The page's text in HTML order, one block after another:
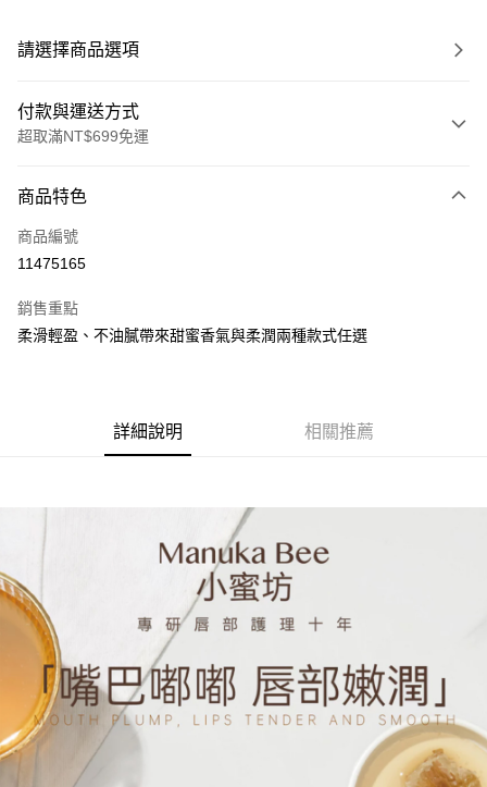
請選擇商品選項
付款與運送方式
超取滿NT$699免運
信用卡一次付款
超商取貨付款
街口支付
AFTEE先享後付
AFTEE先享後付是「在收到商品之後才付款」的支付方式。 讓您購物簡單
１．簡單：不需註冊會員、不需綁卡、不需儲值。
２．便利：只要手機號碼，簡訊認證，即可結帳。
３．安心：先確認商品／服務後，再付款。
【「AFTEE先享後付」結帳流程】
１．於結帳方式選擇「AFTEE先享後付」後，將跳轉至「AFTEE先享後付」
結帳頁面，進行簡訊認證並確認金額後，即可完成結帳。
２．訂單成立數日內，您將收到繳費通知簡訊。
３．收到繳費通知簡訊後14天內，點擊此簡訊中的連結，可透過四大超商／
ATM／網路銀行／等多元方式進行付款，方視為交易完成。
※ 請注意：結帳手續完成當下不需立刻繳費，但若您需要取消訂單，請聯絡
購買商品的店家。未經商家同意取消之訂單仍視為有效，需透過AFTEE先享
全家取貨付款
每筆NT$60，滿NT$699(含以上)免運費
付款後全家取貨
每筆NT$60，滿NT$699(含以上)免運費
7-11取貨付款
每筆NT$60，滿NT$699(含以上)免運費
商品特色
商品編號
11475165
銷售重點
柔滑輕盈、不油膩帶來甜蜜香氣與柔潤兩種款式任選
詳細說明 相關推薦